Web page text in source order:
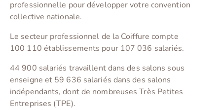
professionnelle pour développer votre convention
collective nationale.
Le secteur professionnel de la Coiffure compte
100 110 établissements pour 107 036 salariés.
44 900 salariés travaillent dans des salons sous
enseigne et 59 636 salariés dans des salons
indépendants, dont de nombreuses Très Petites
Entreprises (TPE).